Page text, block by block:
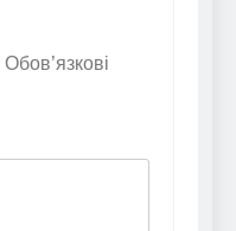
Обов’язкові